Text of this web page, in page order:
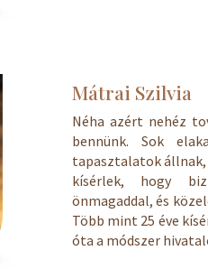
Mátrai Szilvia
Néha azért nehéz
bennünk. Sok
tapasztalatok állnak,
kísérlek, hogy
önmagaddal, és
Több mint 25 éve
óta a módszer